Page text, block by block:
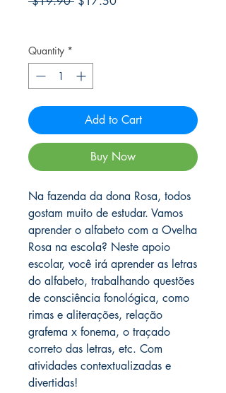
Quantity *
Add to Cart
Buy Now
Na fazenda da dona Rosa, todos
gostam muito de estudar. Vamos
aprender o alfabeto com a Ovelha
Rosa na escola? Neste apoio
escolar, você irá aprender as letras
do alfabeto, trabalhando questões
de consciência fonológica, como
rimas e aliterações, relação
grafema x fonema, o traçado
correto das letras, etc. Com
atividades contextualizadas e
divertidas!